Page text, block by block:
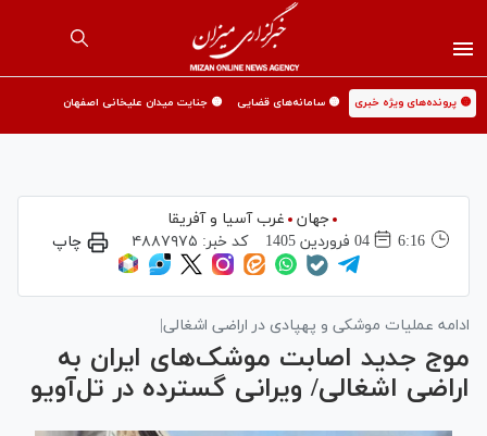
🟡 پرونده‌های ویژه خبری 🟡 سامانه‌های قضایی 🟡 جنایت میدان علیخانی اصفهان
جهان
غرب آسیا و آفریقا
6:16
04 فروردين 1405 کد خبر: ۴۸۸۷۹۷۵ چاپ
ادامه عملیات موشکی و پهپادی در اراضی اشغالی|
موج جدید اصابت موشک‌های ایران به
اراضی اشغالی/ ویرانی گسترده در تل‌آویو